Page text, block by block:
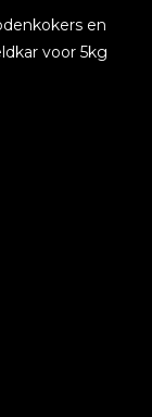
en
voor 5kg